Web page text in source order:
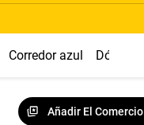
Corredor azul Dólar
Añadir El